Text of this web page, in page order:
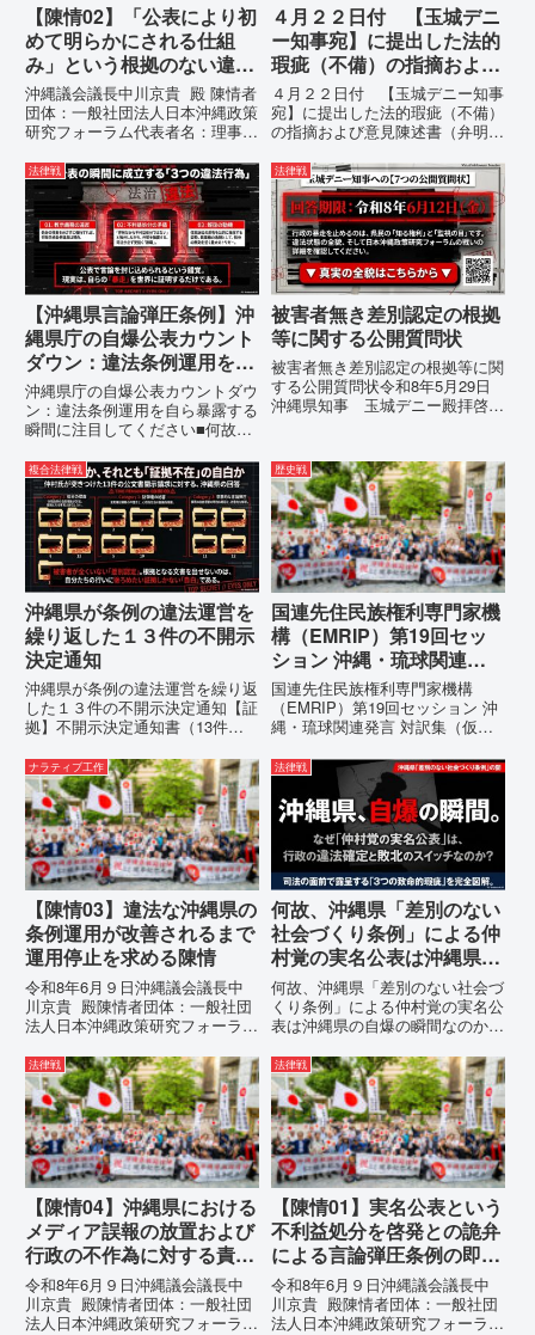
【陳情02】「公表により初
めて明らかにされる仕組
み」という根拠のない違法
運用の指摘と条例運用の停
止を求める陳情書
沖縄議会議長中川京貴 殿 陳情者
団体：一般社団法人日本沖縄政策
研究フォーラム代表者名：理事
市電 話：080- 「公表により初
めて明らかにされる仕組み」とい
う根拠のない違法運用の指摘と条
例運用の停止を求める陳情...
４月２２日付 【玉城デニ
ー知事宛】に提出した法的
瑕疵（不備）の指摘および
意見陳述書（弁明書）提出
の留保の通告
４月２２日付 【玉城デニー知事
宛】に提出した法的瑕疵（不備）
の指摘および意見陳述書（弁明
に、玉城デニー宛に以下の違法状
態の指摘と意見陳述（弁明）留保
の通告を行いました。沖縄県は、
この時は、違法を認めて軌道修正
す...
法律戦
【沖縄県言論弾圧条例】沖
縄県庁の自爆公表カウント
ダウン：違法条例運用を自
ら暴露する瞬間に注目して
ください
沖縄県庁の自爆公表カウントダウ
ン：違法条例運用を自ら暴露する
瞬間に注目してください■何故、
テルを貼りたい本当の理由「なぜ
沖縄県庁は、法を無視してまで私
を封じ込めようとするのか。」そ
の理由は明確です。県政が統治
の...
法律戦
被害者無き差別認定の根拠
等に関する公開質問状
被害者無き差別認定の根拠等に関
する公開質問状令和8年5月29日
沖縄県知事 玉城デニー殿拝啓貴
ます。私は、適正な意見陳述（弁
明）を行うにあたり、沖縄県行政
手続条例第28条で定められた...
複合法律戦
沖縄県が条例の違法運営を
繰り返した１３件の不開示
決定通知
沖縄県が条例の違法運営を繰り返
した１３件の不開示決定通知【証
拠】不開示決定通知書（13件）
が請求した「差別認定の根拠」に
対し、県は全て非開示・存否応答
拒否を突きつけました。これは、
彼らが行政手続きの正当性を失
っ...
歴史戦
国連先住民族権利専門家機
構（EMRIP）第19回セッ
ション 沖縄・琉球関連発
言 対訳集（仮訳）
国連先住民族権利専門家機構
（EMRIP）第19回セッション 沖
縄・琉球関連発言 対訳集（仮
（EMRIP）の各会合において行
われた、沖縄・琉球の先住民族指
定、PFAS（有機フッ素化合物）
問題、米軍基地、伝統文化（...
ナラティブ工作
【陳情03】違法な沖縄県の
条例運用が改善されるまで
運用停止を求める陳情
令和8年6月９日沖縄議会議長中
川京貴 殿陳情者団体：一般社団
法人日本沖縄政策研究フォーラム
所：沖縄県那覇市電 話：080-違
法な沖縄県の条例運用が改善され
るまで運用停止を求める陳情陳情
の趣旨沖縄県は、「沖縄県...
法律戦
何故、沖縄県「差別のない
社会づくり条例」による仲
村覚の実名公表は沖縄県の
自爆の瞬間なのか？その3
つの理由。
何故、沖縄県「差別のない社会づ
くり条例」による仲村覚の実名公
表は沖縄県の自爆の瞬間なのか？
強行しようとしている「仲村覚の
実名公表」。行政側はこの行為
を、特定の個人を社会的制裁に追
い込むための「仕上げ」だと考え
て...
法律戦
【陳情04】沖縄県における
メディア誤報の放置および
行政の不作為に対する責任
追及と再発防止策を求める
陳情
令和8年6月９日沖縄議会議長中
川京貴 殿陳情者団体：一般社団
法人日本沖縄政策研究フォーラム
法律戦
【陳情01】実名公表という
不利益処分を啓発との詭弁
による言論弾圧条例の即時
運用停止を求める陳情
令和8年6月９日沖縄議会議長中
川京貴 殿陳情者団体：一般社団
法人日本沖縄政策研究フォーラム